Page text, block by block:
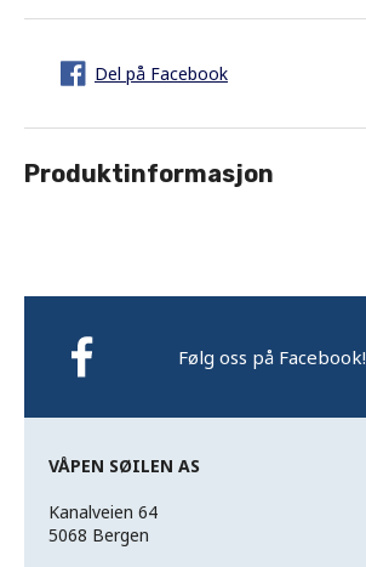
Del på Facebook
Produktinformasjon
Følg oss på Facebook!
VÅPEN SØILEN AS
Kanalveien 64
5068 Bergen